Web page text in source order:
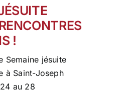
!
Semaine jésuite
à Saint-Joseph
au 28